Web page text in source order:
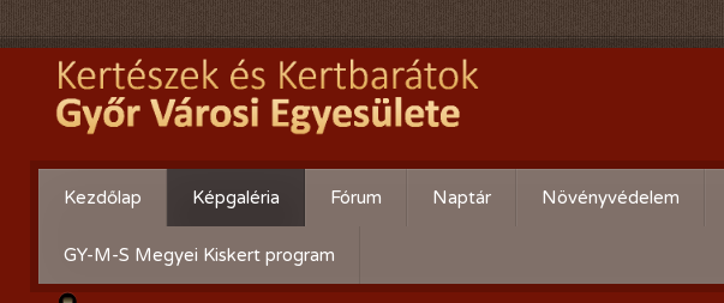
Kezdőlap Képgaléria
Évente:
Fórum Naptár Növényvédelem
GY-M-S Megyei Kiskert program